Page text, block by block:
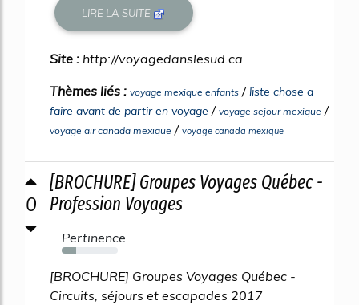
LIRE LA SUITE
Site : http://voyagedanslesud.ca
Thèmes liés : voyage mexique enfants /liste chose a
faire avant de partir en voyage / voyage sejour mexique /
voyage air canada mexique / voyage canada mexique
0
[BROCHURE] Groupes Voyages Québec -
Profession Voyages
Pertinence
26%
[BROCHURE] Groupes Voyages Québec -
Circuits, séjours et escapades 2017